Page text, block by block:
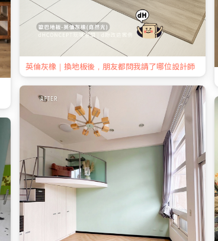
英倫灰橡｜換地板後，朋友都問我請了哪位設計師